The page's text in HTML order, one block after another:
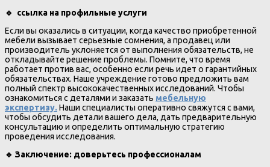
🔹 ссылка на профильные услуги
Если вы оказались в ситуации, когда качество приобретенной
мебели вызывает серьезные сомнения, а продавец или
производитель уклоняется от выполнения обязательств, не
откладывайте решение проблемы. Помните, что время
работает против вас, особенно если речь идет о гарантийных
обязательствах. Наше учреждение готово предложить вам
полный спектр высококачественных исследований. Чтобы
ознакомиться с деталями и заказать мебельную
экспертизу. Наши специалисты оперативно свяжутся с вами,
чтобы обсудить детали вашего дела, дать предварительную
консультацию и определить оптимальную стратегию
проведения исследования.
🔹 Заключение: доверьтесь профессионалам